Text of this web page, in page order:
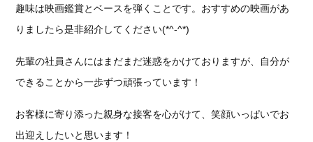
趣味は映画鑑賞とベースを弾くことです。おすすめの映画があ
りましたら是非紹介してください(*^-^*)
先輩の社員さんにはまだまだ迷惑をかけておりますが、自分が
できることから一歩ずつ頑張っています！
お客様に寄り添った親身な接客を心がけて、笑顔いっぱいでお
出迎えしたいと思います！